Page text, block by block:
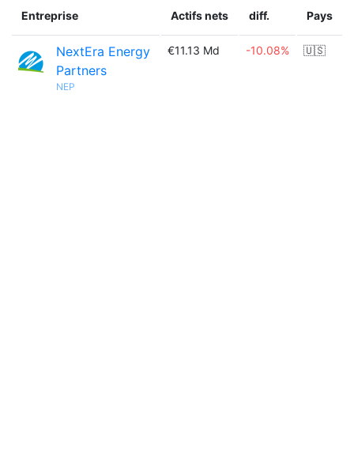
Entreprise Actifs nets diff. Pays
NextEra Energy
Partners
NEP
€11.13 Md -10.08% 🇺🇸